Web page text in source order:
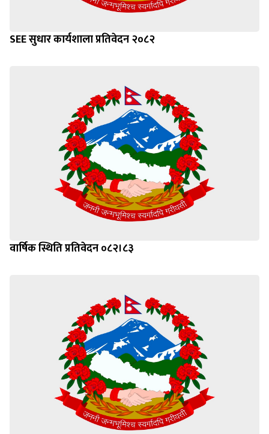
SEE सुधार कार्यशाला प्रतिवेदन २०८२
वार्षिक स्थिति प्रतिवेदन ०८२।८३